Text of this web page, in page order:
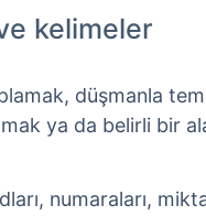
kelimeler
düşmanla
ya da belirli bir
numaraları,